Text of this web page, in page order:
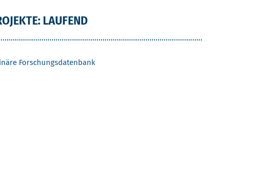
LAUFEND
Forschungsdatenbank